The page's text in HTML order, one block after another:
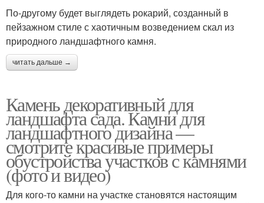
По-другому будет выглядеть рокарий, созданный в
пейзажном стиле с хаотичным возведением скал из
природного ландшафтного камня.
читать дальше →
Камень декоративный для
ландшафта сада. Камни для
ландшафтного дизайна —
смотрите красивые примеры
обустройства участков с камнями
(фото и видео)
Для кого-то камни на участке становятся настоящим